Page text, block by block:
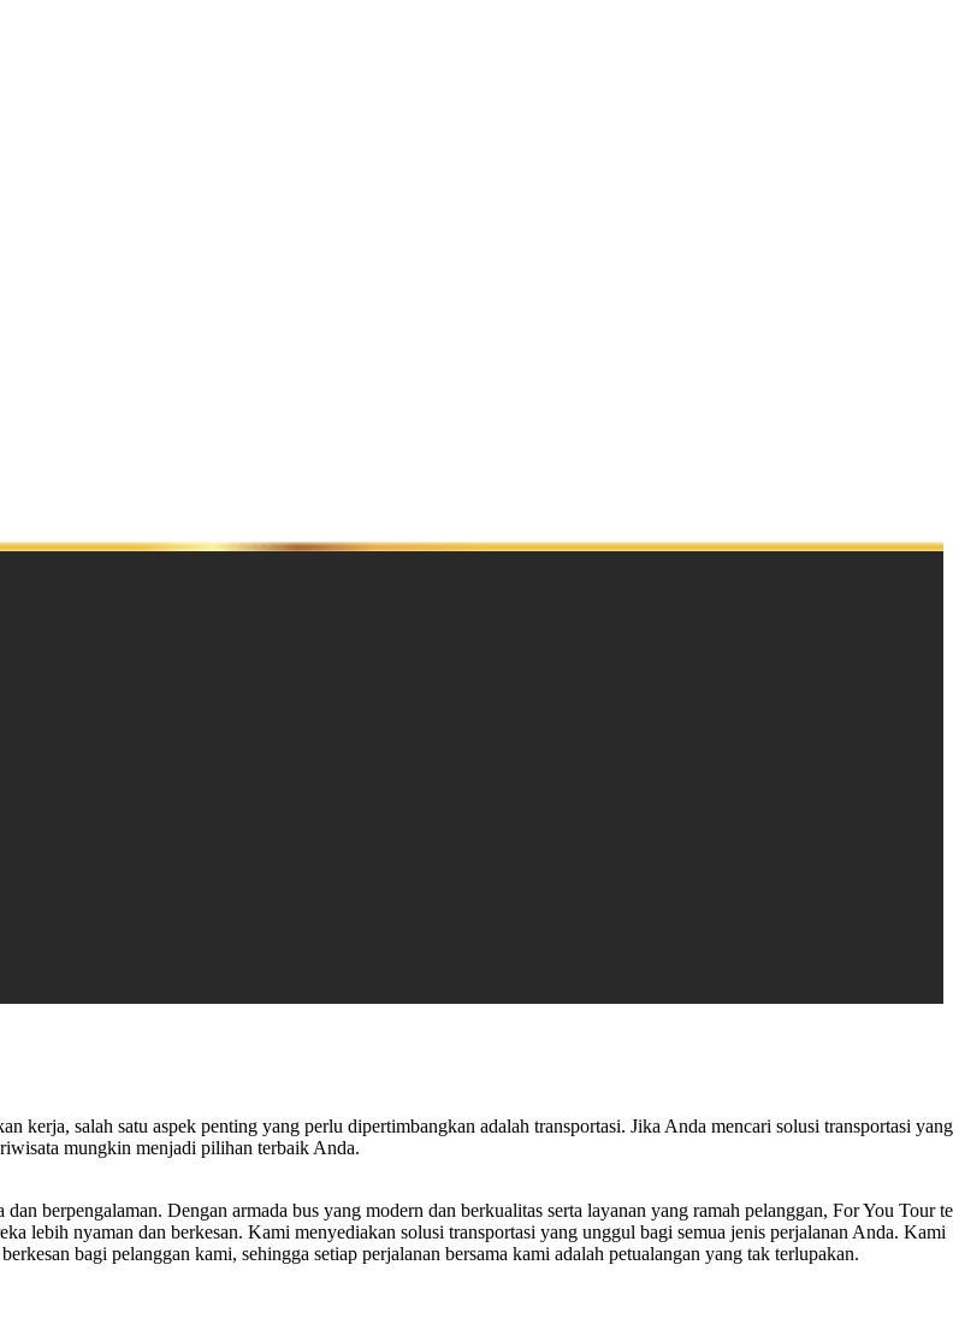
kerja, salah satu aspek penting yang perlu dipertimbangkan adalah transportasi. Jika Anda mencari solusi transportasi
mungkin menjadi pilihan terbaik Anda.
berpengalaman. Dengan armada bus yang modern dan berkualitas serta layanan yang ramah pelanggan, For You Tour
lebih nyaman dan berkesan. Kami menyediakan solusi transportasi yang unggul bagi semua jenis perjalanan Anda. Kami
bagi pelanggan kami, sehingga setiap perjalanan bersama kami adalah petualangan yang tak terlupakan.